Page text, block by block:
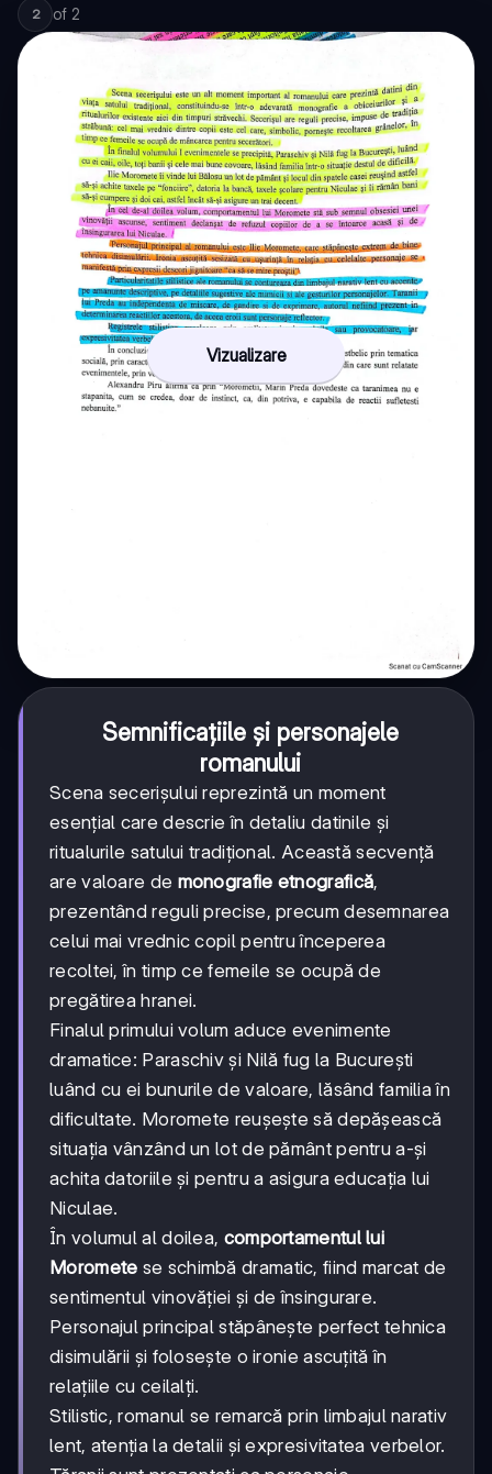
2 of 2
Vizualizare
Semnificațiile și personajele
romanului
Scena secerișului reprezintă un moment
esențial care descrie în detaliu datinile și
ritualurile satului tradițional. Această secvență
are valoare de monografie etnografică,
prezentând reguli precise, precum desemnarea
celui mai vrednic copil pentru începerea
recoltei, în timp ce femeile se ocupă de
pregătirea hranei.
Finalul primului volum aduce evenimente
dramatice: Paraschiv și Nilă fug la București
luând cu ei bunurile de valoare, lăsând familia în
dificultate. Moromete reușește să depășească
situația vânzând un lot de pământ pentru a-și
achita datoriile și pentru a asigura educația lui
Niculae.
În volumul al doilea, comportamentul lui
Moromete se schimbă dramatic, fiind marcat de
sentimentul vinovăției și de însingurare.
Personajul principal stăpânește perfect tehnica
disimulării și folosește o ironie ascuțită în
relațiile cu ceilalți.
Stilistic, romanul se remarcă prin limbajul narativ
lent, atenția la detalii și expresivitatea verbelor.